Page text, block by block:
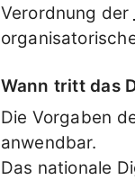
Verordnung der
Wann tritt das
Die Vorgaben
anwendbar.
Das nationale